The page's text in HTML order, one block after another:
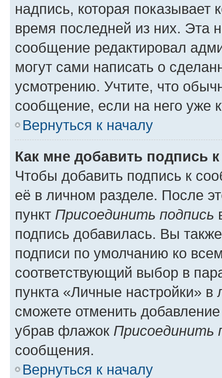
надпись, которая показывает
время последней из них. Эта
сообщение редактировал
могут сами написать о
усмотрению. Учтите, что
сообщение, если на него уже
Вернуться к началу
Как мне добавить подпись
Чтобы добавить подпись к
её в личном разделе. После
пункт Присоединить подпись
подпись добавилась. Вы
подписи по умолчанию ко
соответствующий выбор в
пункта «Личные настройки»
сможете отменить
убрав флажок Присоединить
сообщения.
Вернуться к началу